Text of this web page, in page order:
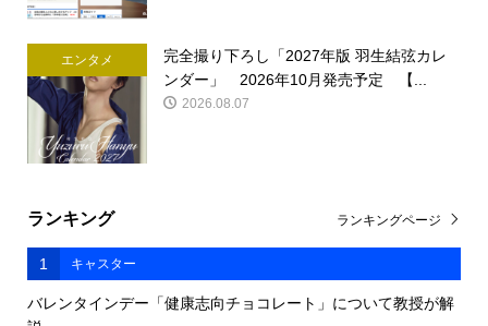
エンタメ
完全撮り下ろし「2027年版 羽生結弦カレ
ンダー」 2026年10月発売予定 【...
2026.08.07
ランキング
1 キャスター
バレンタインデー「健康志向チョコレート」について教授が解
ランキングページ